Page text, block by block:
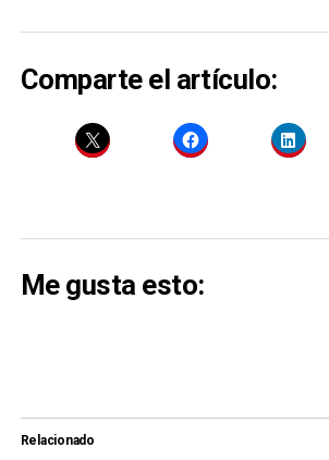
Comparte el artículo:
Me gusta esto:
Relacionado